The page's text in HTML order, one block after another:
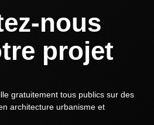
nous
projet
gratuitement tous publics sur des
architecture urbanisme et